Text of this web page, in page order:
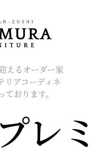
えるオーダー家
リアコーディネ
おります。
レ